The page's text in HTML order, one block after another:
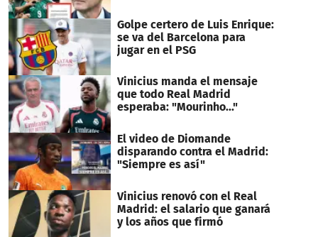
Golpe certero de Luis Enrique:
se va del Barcelona para
jugar en el PSG
Vinicius manda el mensaje
que todo Real Madrid
esperaba: "Mourinho..."
El video de Diomande
disparando contra el Madrid:
"Siempre es así"
Vinicius renovó con el Real
Madrid: el salario que ganará
y los años que firmó